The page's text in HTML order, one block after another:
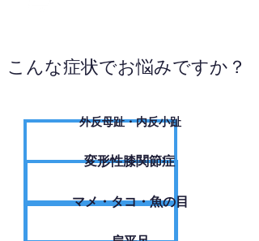
こんな症状でお悩みですか？
外反母趾・内反小趾
変形性膝関節症
​マメ・タコ・魚の目